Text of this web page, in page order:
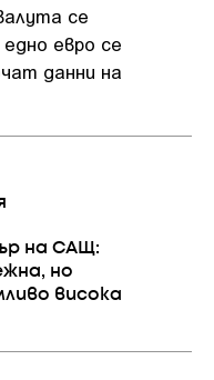
се
евро се
данни на
на САЩ:
но
висока